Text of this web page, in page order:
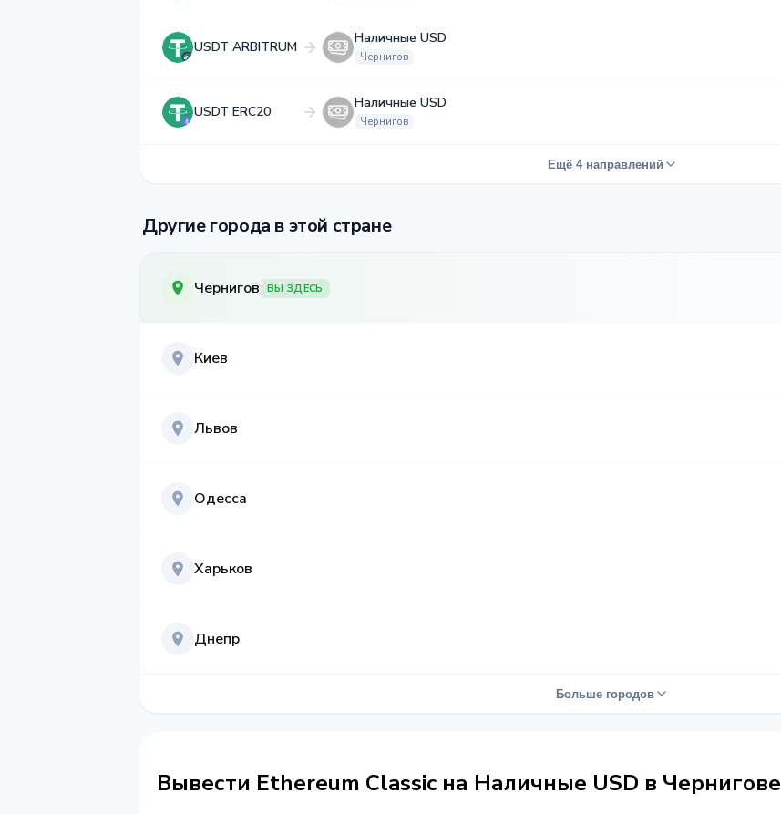
USDT ARBITRUM
Наличные USD
Чернигов
USDT ERC20
Наличные USD
Чернигов
Ещё 4 направлений
Другие города в этой стране
Чернигов ВЫ ЗДЕСЬ
Киев
Львов
Одесса
Харьков
Днепр
Больше городов
Вывести Ethereum Classic на Наличные USD в Чернигове